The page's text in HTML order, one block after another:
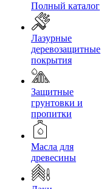
Полный каталог
Лазурные
деревозащитные
покрытия
Защитные
грунтовки и
пропитки
Масла для
древесины